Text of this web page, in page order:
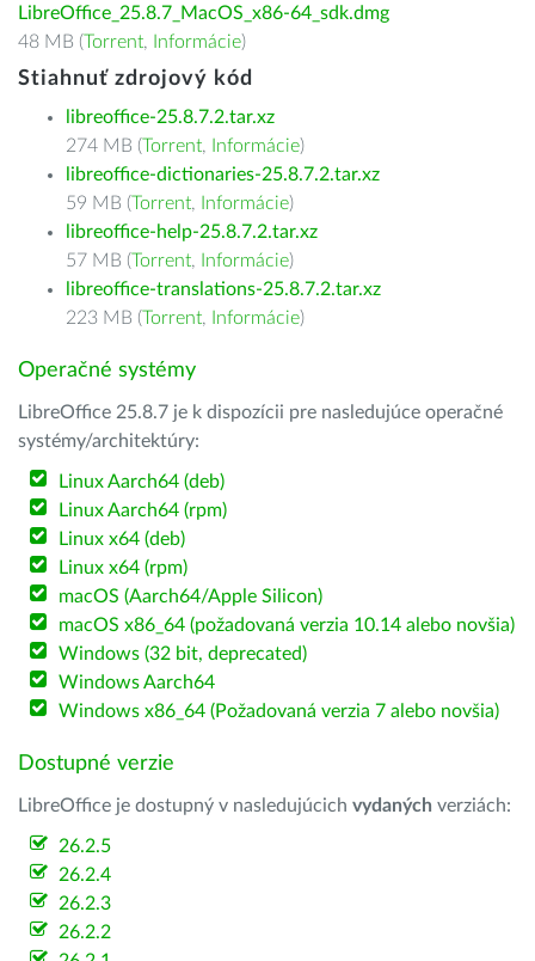
LibreOffice_25.8.7_MacOS_x86-64_sdk.dmg
48 MB (Torrent, Informácie)
Stiahnuť zdrojový kód
libreoffice-25.8.7.2.tar.xz
274 MB (Torrent, Informácie)
libreoffice-dictionaries-25.8.7.2.tar.xz
59 MB (Torrent, Informácie)
libreoffice-help-25.8.7.2.tar.xz
57 MB (Torrent, Informácie)
libreoffice-translations-25.8.7.2.tar.xz
223 MB (Torrent, Informácie)
Operačné systémy
LibreOffice 25.8.7 je k dispozícii pre nasledujúce operačné
systémy/architektúry:
Linux Aarch64 (deb)
Linux Aarch64 (rpm)
Linux x64 (deb)
Linux x64 (rpm)
macOS (Aarch64/Apple Silicon)
macOS x86_64 (požadovaná verzia 10.14 alebo novšia)
Windows (32 bit, deprecated)
Windows Aarch64
Windows x86_64 (Požadovaná verzia 7 alebo novšia)
Dostupné verzie
LibreOffice je dostupný v nasledujúcich vydaných verziách:
26.2.5
26.2.4
26.2.3
26.2.2